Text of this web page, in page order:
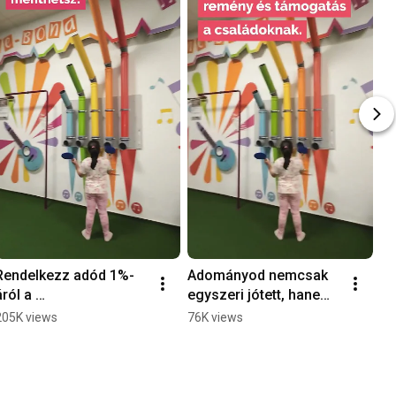
adód 1%-
a
views
Adományod nemcsak
egyszeri jótett, hanem
egy egész éves
76K views